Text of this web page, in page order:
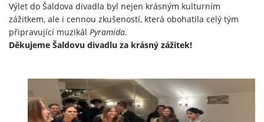
Výlet do Šaldova divadla byl nejen krásným kulturním
zážitkem, ale i cennou zkušeností, která obohatila celý tým
připravující muzikál Pyramida.
Děkujeme Šaldovu divadlu za krásný zážitek!